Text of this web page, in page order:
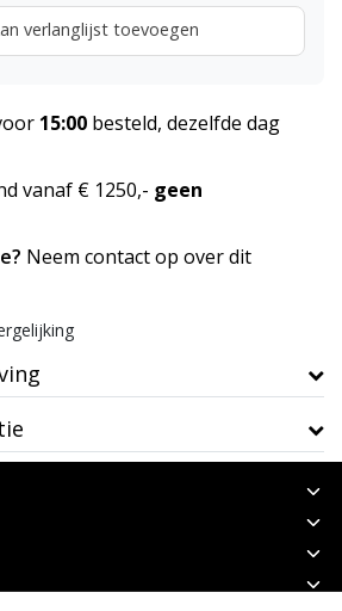
verlanglijst toevoegen
15:00 besteld, dezelfde dag
vanaf € 1250,- geen
Neem contact op over dit